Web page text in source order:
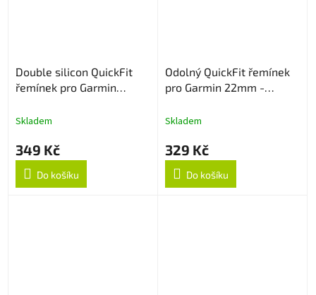
Double silicon QuickFit
řemínek pro Garmin
Skladem
349 Kč
Do košíku
Odolný QuickFit řemínek
pro Garmin 22mm -
Skladem
329 Kč
Do košíku